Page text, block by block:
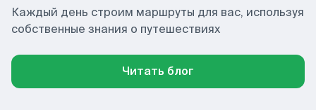
Каждый день строим маршруты для вас, используя
собственные знания о путешествиях
Читать блог